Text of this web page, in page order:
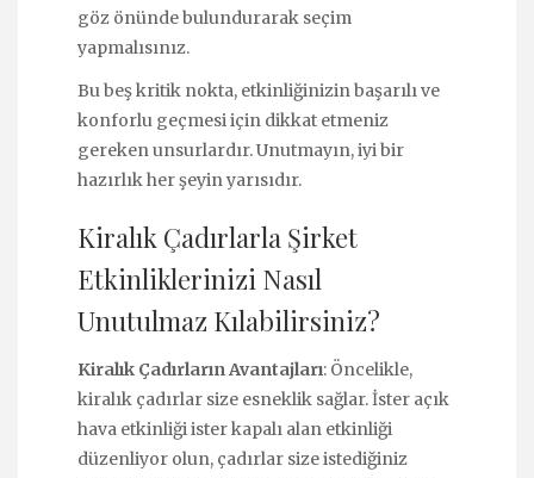
göz önünde bulundurarak seçim
yapmalısınız.
Bu beş kritik nokta, etkinliğinizin başarılı ve
konforlu geçmesi için dikkat etmeniz
gereken unsurlardır. Unutmayın, iyi bir
hazırlık her şeyin yarısıdır.
Kiralık Çadırlarla Şirket
Etkinliklerinizi Nasıl
Unutulmaz Kılabilirsiniz?
Kiralık Çadırların Avantajları: Öncelikle,
kiralık çadırlar size esneklik sağlar. İster açık
hava etkinliği ister kapalı alan etkinliği
düzenliyor olun, çadırlar size istediğiniz